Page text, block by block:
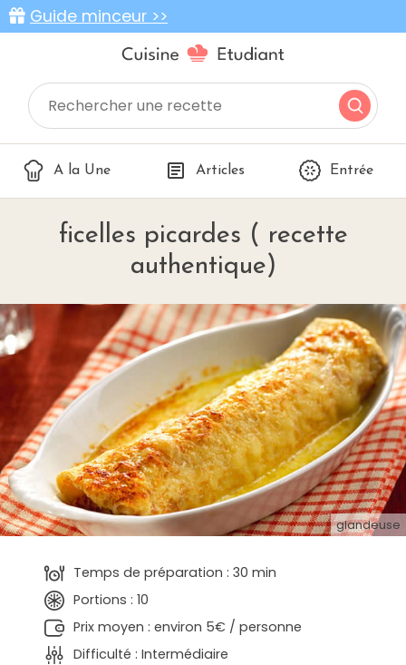
Guide minceur >>
A la Une Articles Entrée
ficelles picardes ( recette
authentique)
glandeuse
Temps de préparation : 30 min
Portions : 10
Prix moyen : environ 5€ / personne
Difficulté : Intermédiaire